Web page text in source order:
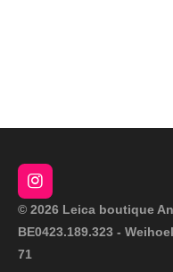
I
n
t
© 2026 Leica boutique
BE0423.189.323 -
71